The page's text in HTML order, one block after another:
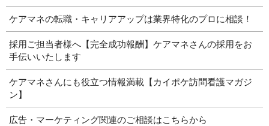
ケアマネの転職・キャリアアップは業界特化のプロに相談！
採用ご担当者様へ【完全成功報酬】ケアマネさんの採用をお
手伝いいたします
ケアマネさんにも役立つ情報満載【カイポケ訪問看護マガジ
ン】
広告・マーケティング関連のご相談はこちらから